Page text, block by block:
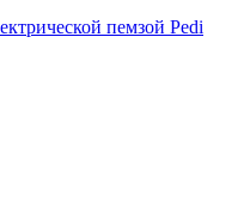
пемзой Pedi